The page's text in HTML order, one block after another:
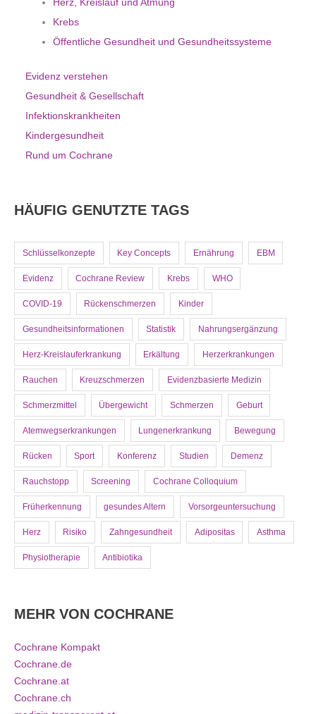
Herz, Kreislauf und Atmung
Krebs
Öffentliche Gesundheit und Gesundheitssysteme
Evidenz verstehen
Gesundheit & Gesellschaft
Infektionskrankheiten
Kindergesundheit
Rund um Cochrane
HÄUFIG GENUTZTE TAGS
Schlüsselkonzepte Key Concepts Ernährung EBM
Evidenz Cochrane Review Krebs WHO
COVID-19 Rückenschmerzen Kinder
Gesundheitsinformationen Statistik Nahrungsergänzung
Herz-Kreislauferkrankung Erkältung Herzerkrankungen
Rauchen Kreuzschmerzen Evidenzbasierte Medizin
Schmerzmittel Übergewicht Schmerzen Geburt
Atemwegserkrankungen Lungenerkrankung Bewegung
Rücken Sport Konferenz Studien Demenz
Rauchstopp Screening Cochrane Colloquium
Früherkennung gesundes Altern Vorsorgeuntersuchung
Herz Risiko Zahngesundheit Adipositas Asthma
Physiotherapie Antibiotika
MEHR VON COCHRANE
Cochrane Kompakt
Cochrane.de
Cochrane.at
Cochrane.ch